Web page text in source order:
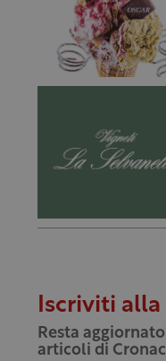
Iscriviti
Resta
articoli di